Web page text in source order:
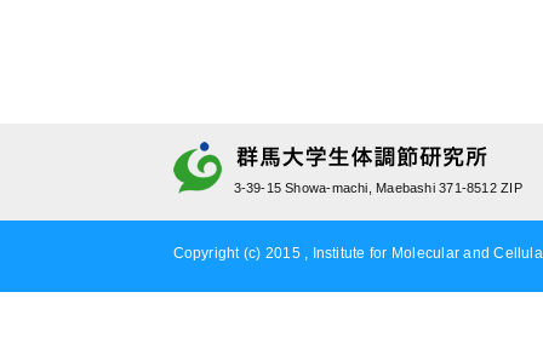
3-39-15 Showa-machi, Maebashi 371-8512 ZIP
Copyright (c) 2015 , Institute for Molecular and